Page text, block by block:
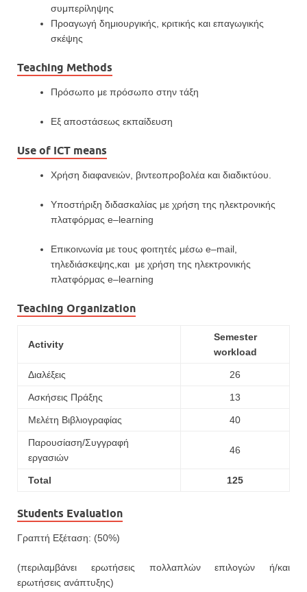
συμπερίληψης
Προαγωγή δημιουργικής, κριτικής και επαγωγικής
σκέψης
Teaching Methods
Πρόσωπο με πρόσωπο στην τάξη
Εξ αποστάσεως εκπαίδευση
Use of ICT means
Χρήση διαφανειών, βιντεοπροβολέα και διαδικτύου.
Υποστήριξη διδασκαλίας με χρήση της ηλεκτρονικής
πλατφόρμας e–learning
Επικοινωνία με τους φοιτητές μέσω e–mail,
τηλεδιάσκεψης,και με χρήση της ηλεκτρονικής
πλατφόρμας e–learning
Teaching Organization
Activity
Semester
workload
Διαλέξεις 26
Ασκήσεις Πράξης 13
Μελέτη Βιβλιογραφίας 40
Παρουσίαση/Συγγραφή
εργασιών
46
Total 125
Students Evaluation
Γραπτή Εξέταση: (50%)
(περιλαμβάνει ερωτήσεις πολλαπλών επιλογών ή/και
ερωτήσεις ανάπτυξης)